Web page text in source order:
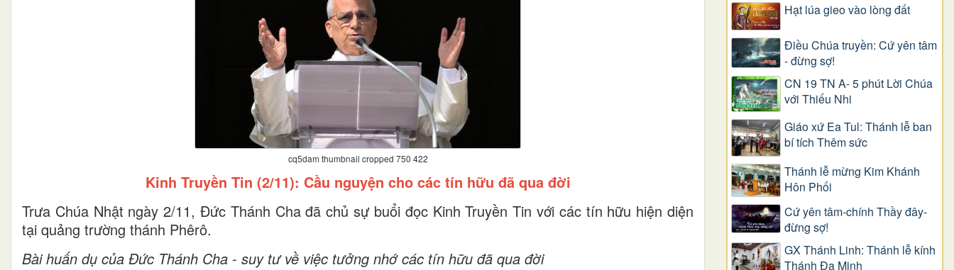
cq5dam thumbnail cropped 750 422
Kinh Truyền Tin (2/11): Cầu nguyện cho các tín hữu đã qua đời
Trưa Chúa Nhật ngày 2/11, Đức Thánh Cha đã chủ sự buổi đọc Kinh Truyền Tin với các tín hữu hiện diện
tại quảng trường thánh Phêrô.
Bài huấn dụ của Đức Thánh Cha - suy tư về việc tưởng nhớ các tín hữu đã qua đời
Hạt lúa gieo vào lòng đất
Điều Chúa truyền: Cứ yên tâm
- đừng sợ!
CN 19 TN A- 5 phút Lời Chúa
với Thiếu Nhi
Giáo xứ Ea Tul: Thánh lễ ban
bí tích Thêm sức
Thánh lễ mừng Kim Khánh
Hôn Phối
Cứ yên tâm-chính Thầy đây-
đừng sợ!
GX Thánh Linh: Thánh lễ kính
Thánh Đa Minh